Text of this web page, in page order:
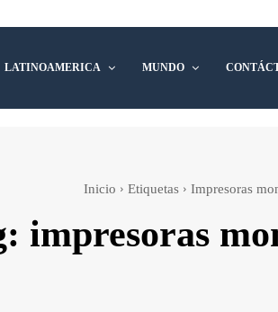
LATINOAMERICA MUNDO
Inicio Etiquetas Impresoras
impresoras